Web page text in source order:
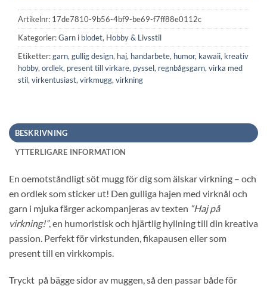
Artikelnr: 17de7810-9b56-4bf9-be69-f7ff88e0112c
Kategorier:Garn i blodet, Hobby & Livsstil
Etiketter:garn, gullig design, haj, handarbete, humor, kawaii, kreativ
hobby, ordlek, present till virkare, pyssel, regnbågsgarn, virka med
stil, virkentusiast, virkmugg, virkning
BESKRIVNING
YTTERLIGARE INFORMATION
En oemotståndligt söt mugg för dig som älskar virkning – och
en ordlek som sticker ut! Den gulliga hajen med virknål och
garn i mjuka färger ackompanjeras av texten “Haj på
virkning!”, en humoristisk och hjärtlig hyllning till din kreativa
passion. Perfekt för virkstunden, fikapausen eller som
present till en virkkompis.
Tryckt på bägge sidor av muggen, så den passar både för